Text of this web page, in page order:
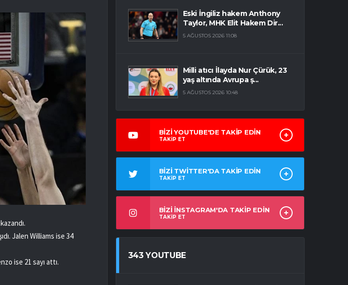
Jalen Williams ise 34
ise 21 sayı attı.
Eski İngiliz hakem Anthony
Taylor, MHK Elit Hakem Dir...
5 AĞUSTOS 2026 11:08
Milli atıcı İlayda Nur Çürük, 23
yaş altında Avrupa ş...
5 AĞUSTOS 2026 10:48
BİZİ YOUTUBE'DE TAKİP EDİN
TAKİP ET
BİZİ TWİTTER'DA TAKİP EDİN
TAKİP ET
BİZİ İNSTAGRAM'DA TAKİP EDİN
TAKİP ET
343 YOUTUBE